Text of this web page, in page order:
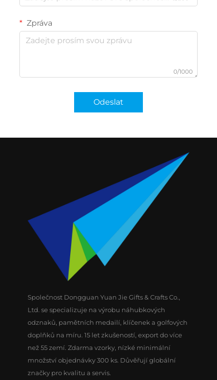
Zpráva
0/1000
Odeslat
Společnost Dongguan Yuan Jie Gifts & Crafts Co.,
Ltd. se specializuje na výrobu náhubkových
odznaků, pamětních medailí, klíčenek a golfových
doplňků na míru. 15 let zkušeností, export do více
než 55 zemí. Zdarma vzorky, nízké minimální
množství objednávky 300 ks. Důvěřují globální
značky pro kvalitu a servis.